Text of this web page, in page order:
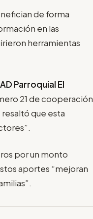
de forma
en las
herramientas
Parroquial El
21 de cooperación
resaltó que esta
por un monto
aportes “mejoran